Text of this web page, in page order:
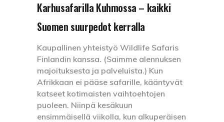
Karhusafarilla Kuhmossa – kaikki
Suomen suurpedot kerralla
Kaupallinen yhteistyö Wildlife Safaris
Finlandin kanssa. (Saimme alennuksen
majoituksesta ja palveluista.) Kun
Afrikkaan ei pääse safarille, kääntyvät
katseet kotimaisten vaihtoehtojen
puoleen. Niinpä kesäkuun
ensimmäisellä viikolla, kun alkuperäisen